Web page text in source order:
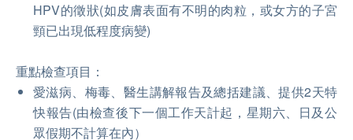
HPV的徵狀(如皮膚表面有不明的肉粒，或女方的子宮
頸已出現低程度病變)
重點檢查項目：
愛滋病、梅毒、醫生講解報告及總括建議、提供2天特
快報告(由檢查後下一個工作天計起，星期六、日及公
眾假期不計算在內）